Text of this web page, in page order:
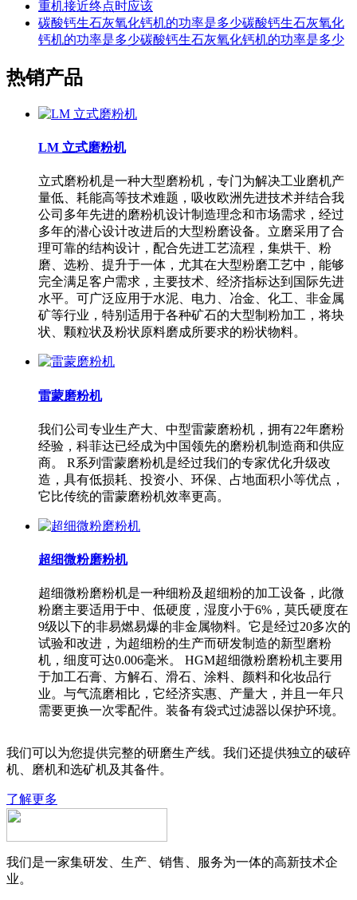
重机接近终点时应该
碳酸钙生石灰氧化钙机的功率是多少碳酸钙生石灰氧化
钙机的功率是多少碳酸钙生石灰氧化钙机的功率是多少
热销产品
LM 立式磨粉机
立式磨粉机是一种大型磨粉机，专门为解决工业磨机产
量低、耗能高等技术难题，吸收欧洲先进技术并结合我
公司多年先进的磨粉机设计制造理念和市场需求，经过
多年的潜心设计改进后的大型粉磨设备。立磨采用了合
理可靠的结构设计，配合先进工艺流程，集烘干、粉
磨、选粉、提升于一体，尤其在大型粉磨工艺中，能够
完全满足客户需求，主要技术、经济指标达到国际先进
水平。可广泛应用于水泥、电力、冶金、化工、非金属
矿等行业，特别适用于各种矿石的大型制粉加工，将块
状、颗粒状及粉状原料磨成所要求的粉状物料。
雷蒙磨粉机
我们公司专业生产大、中型雷蒙磨粉机，拥有22年磨粉
经验，科菲达已经成为中国领先的磨粉机制造商和供应
商。 R系列雷蒙磨粉机是经过我们的专家优化升级改
造，具有低损耗、投资小、环保、占地面积小等优点，
它比传统的雷蒙磨粉机效率更高。
超细微粉磨粉机
超细微粉磨粉机是一种细粉及超细粉的加工设备，此微
粉磨主要适用于中、低硬度，湿度小于6%，莫氏硬度在
9级以下的非易燃易爆的非金属物料。它是经过20多次的
试验和改进，为超细粉的生产而研发制造的新型磨粉
机，细度可达0.006毫米。 HGM超细微粉磨粉机主要用
于加工石膏、方解石、滑石、涂料、颜料和化妆品行
业。与气流磨相比，它经济实惠、产量大，并且一年只
需要更换一次零配件。装备有袋式过滤器以保护环境。
我们可以为您提供完整的研磨生产线。我们还提供独立的破碎
机、磨机和选矿机及其备件。
了解更多
我们是一家集研发、生产、销售、服务为一体的高新技术企
业。